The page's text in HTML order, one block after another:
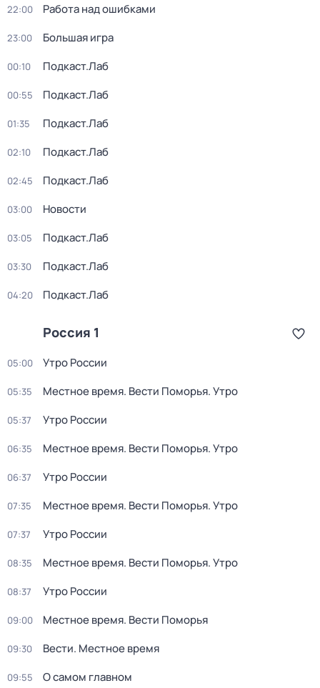
22:00 Работа над ошибками
23:00 Большая игра
00:10 Подкаст.Лаб
00:55 Подкаст.Лаб
01:35 Подкаст.Лаб
02:10 Подкаст.Лаб
02:45 Подкаст.Лаб
03:00 Новости
03:05 Подкаст.Лаб
03:30 Подкаст.Лаб
04:20 Подкаст.Лаб
Россия 1
05:00 Утро России
05:35 Местное время. Вести Поморья. Утро
05:37 Утро России
06:35 Местное время. Вести Поморья. Утро
06:37 Утро России
07:35 Местное время. Вести Поморья. Утро
07:37 Утро России
08:35 Местное время. Вести Поморья. Утро
08:37 Утро России
09:00 Местное время. Вести Поморья
09:30 Вести. Местное время
09:55 О самом главном